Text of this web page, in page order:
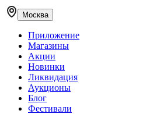
Москва
Приложение
Магазины
Акции
Новинки
Ликвидация
Аукционы
Блог
Фестивали